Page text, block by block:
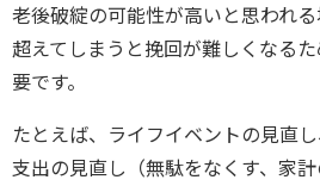
老後破綻の可能性が高いと思われ
超えてしまうと挽回が難しくなる
要です。
たとえば、ライフイベントの見直
支出の見直し（無駄をなくす、家